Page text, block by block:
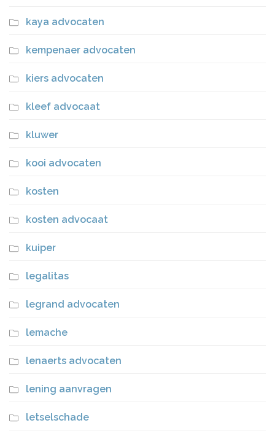
kaya advocaten
kempenaer advocaten
kiers advocaten
kleef advocaat
kluwer
kooi advocaten
kosten
kosten advocaat
kuiper
legalitas
legrand advocaten
lemache
lenaerts advocaten
lening aanvragen
letselschade